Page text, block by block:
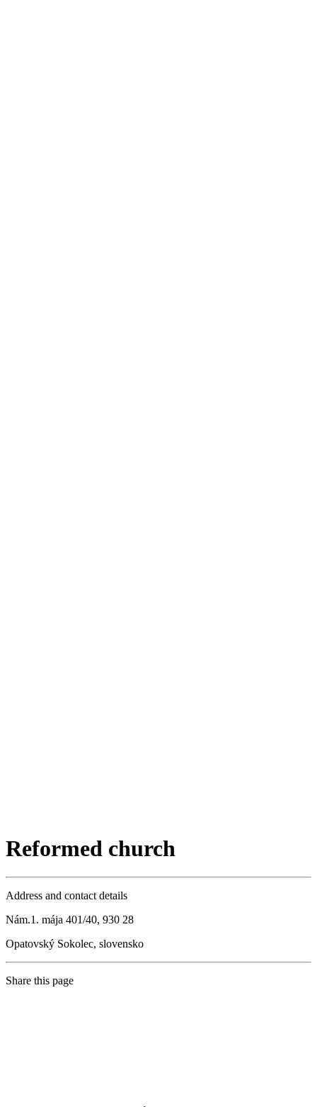
Reformed church
Address and contact details
Nám.1. mája 401/40, 930 28
Opatovský Sokolec, slovensko
Share this page